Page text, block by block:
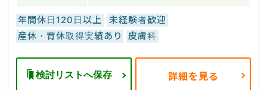
年間休日120日以上
未経験者歓迎
産休・育休取得実績あり
皮膚科
検討リストへ保存 詳細を見る